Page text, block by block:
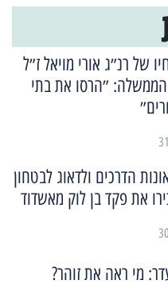
של רנ״ג אורי מויאל ז״ל
״הרסו את בתי
הדרכים ולדאוג לבטחון
את פקד בן לוק מאשדוד
מי ראה את זוהר?